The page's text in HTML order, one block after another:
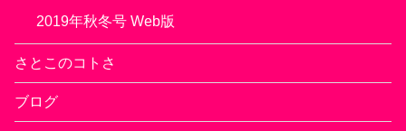
2019年秋冬号 Web版
さとこのコトさ
ブログ